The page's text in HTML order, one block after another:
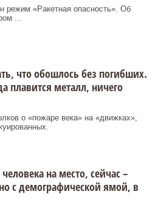
режим «Ракетная опасность». Об
...
что обошлось без погибших.
плавится металл, ничего
о «пожаре века» на «движках»,
на место, сейчас –
с демографической ямой, в